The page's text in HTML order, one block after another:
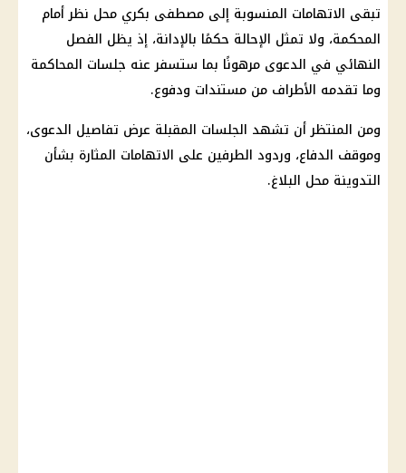
تبقى الاتهامات المنسوبة إلى مصطفى بكري محل نظر أمام
المحكمة، ولا تمثل الإحالة حكمًا بالإدانة، إذ يظل الفصل
النهائي في الدعوى مرهونًا بما ستسفر عنه جلسات المحاكمة
وما تقدمه الأطراف من مستندات ودفوع.
ومن المنتظر أن تشهد الجلسات المقبلة عرض تفاصيل الدعوى،
وموقف الدفاع، وردود الطرفين على الاتهامات المثارة بشأن
التدوينة محل البلاغ.